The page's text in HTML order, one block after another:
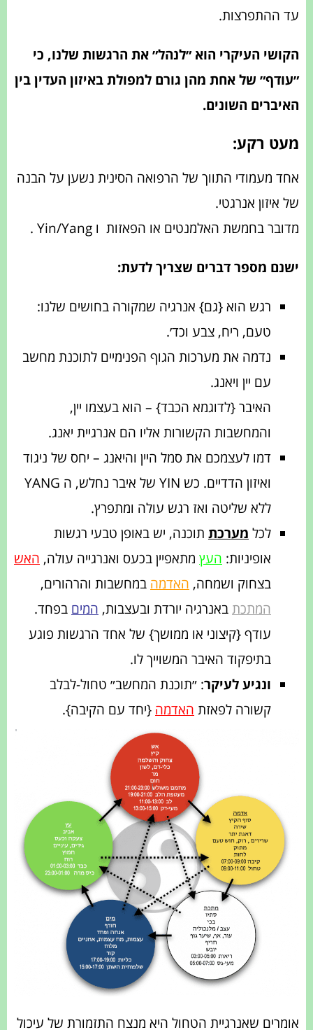
עד ההתפרצות.
הקושי העיקרי הוא ״לנהל״ את הרגשות שלנו, כי
״עודף״ של אחת מהן גורם למפולת באיזון העדין בין
האיברים השונים.
מעט רקע:
אחד מעמודי התווך של הרפואה הסינית נשען על הבנה
של איזון אנרגטי.
מדובר בחמשת האלמנטים או הפאזות ו Yin/Yang .
ישנם מספר דברים שצריך לדעת:
רגש הוא {גם} אנרגיה שמקורה בחושים שלנו:
טעם, ריח, צבע וכד׳.
נדמה את מערכות הגוף הפנימיים לתוכנת מחשב
עם יין ויאנג.
האיבר {לדוגמא הכבד} – הוא בעצמו יין,
והמחשבות הקשורות אליו הם אנרגיית יאנג.
דמו לעצמכם את סמל היין והיאנג – יחס של ניגוד
ואיזון הדדיים. כש YIN של איבר נחלש, ה YANG
ללא שליטה ואז רגש עולה ומתפרץ.
לכל מערכת תוכנה, יש באופן טבעי רגשות
אופיניות: העץ מתאפיין בכעס ואנרגייה עולה, האש
בצחוק ושמחה, האדמה במחשבות והרהורים,
המתכתבאנרגיה יורדת ובעצבות, המים בפחד.
עודף {קיצוני או ממושך} של אחד הרגשות פוגע
בתיפקוד האיבר המשוייך לו.
ונגיע לעיקר: ״תוכנת המחשב״ טחול-לבלב
קשורה לפאזת האדמה {יחד עם הקיבה}.
אומרים שאנרגיית הטחול היא מנצח התזמורת של עיכול